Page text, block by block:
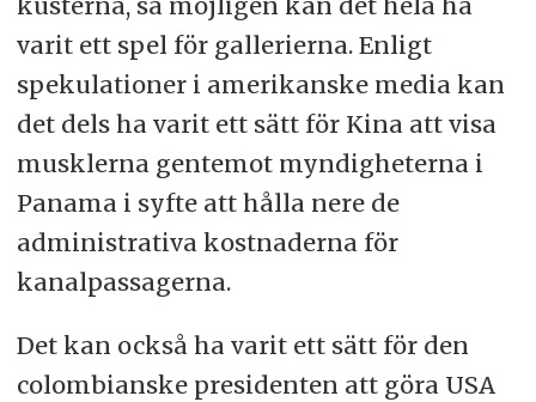
varit ett spel för gallerierna. Enligt
spekulationer i amerikanske media kan
det dels ha varit ett sätt för Kina att visa
musklerna gentemot myndigheterna i
Panama i syfte att hålla nere de
administrativa kostnaderna för
kanalpassagerna.
Det kan också ha varit ett sätt för den
colombianske presidenten att göra USA